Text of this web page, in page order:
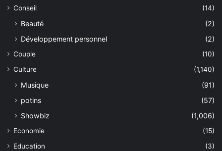
Conseil
(14)
Beauté
(2)
Développement personnel
(2)
Couple
(10)
Culture
(1,140)
Musique
(91)
potins
(57)
Showbiz
(1,006)
Economie
(15)
Education
(3)